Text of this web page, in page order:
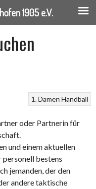
1. Damen Handball
oder Partnerin für
und einem aktuellen
personell bestens
jemanden, der den
andere taktische
1905 e.V.